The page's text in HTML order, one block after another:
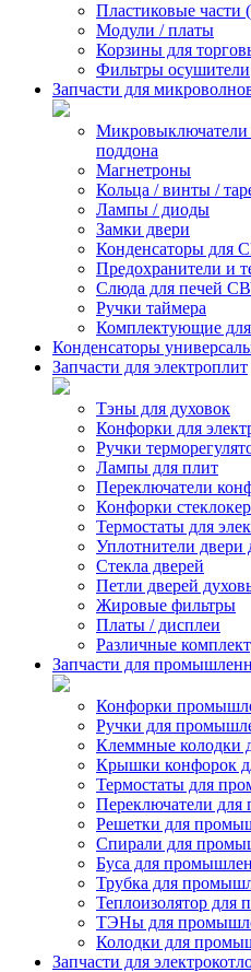
Пластиковые
Модули / платы
Корзины для
Фильтры осушители
Запчасти для
Микровыключатели
поддона
Магнетроны
Кольца / винты /
Лампы / диоды
Замки двери
Конденсаторы для
Предохранители и
Слюда для печей
Ручки таймера
Комплектующие
Конденсаторы
Запчасти для электроплит
Тэны для духовок
Конфорки для
Ручки
Лампы для плит
Переключатели
Конфорки
Термостаты для
Уплотнители двери
Стекла дверей
Петли дверей
Жировые фильтры
Платы / дисплеи
Различные
Запчасти для
Конфорки
Ручки для
Клеммные колодки
Крышки конфорок
Термостаты для
Переключатели
Решетки для
Спирали для
Буса для
Трубка для
Теплоизолятор
ТЭНы для
Колодки для
Запчасти для